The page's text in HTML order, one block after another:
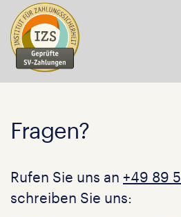
Fragen?
Rufen Sie uns an +49 89
schreiben Sie uns: